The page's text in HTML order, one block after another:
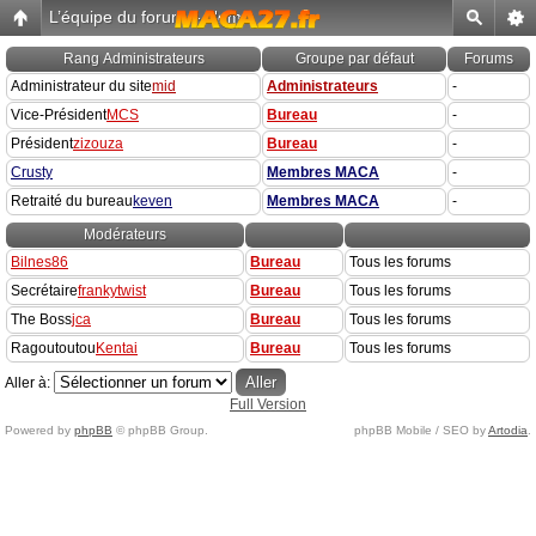
L’équipe du forum-Home
Rang Administrateurs Groupe par défaut
Forums
Administrateur du sitemid Administrateurs
-
Vice-PrésidentMCS Bureau
-
Présidentzizouza Bureau
-
Crusty
Membres MACA
-
Retraité du bureaukeven Membres MACA
-
Modérateurs
Bilnes86
Bureau
Tous les forums
Secrétairefrankytwist Bureau
Tous les forums
The Bossjca Bureau
Tous les forums
Ragoutoutou Kentai Bureau Tous les forums
Aller à:
Full Version
Powered by phpBB © phpBB Group. phpBB Mobile / SEO byArtodia